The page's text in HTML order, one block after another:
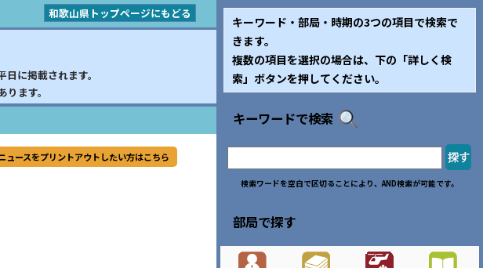
和歌山県トップページにもどる
に掲載されます。
ます。
ュースをプリントアウトしたい方はこちら
キーワード・部局・時期の3つの項目で検索で
きます。
複数の項目を選択の場合は、下の「詳しく検
索」ボタンを押してください。
キーワードで検索
検索ワードを空白で区切ることにより、AND検索が可能です。
部局で探す